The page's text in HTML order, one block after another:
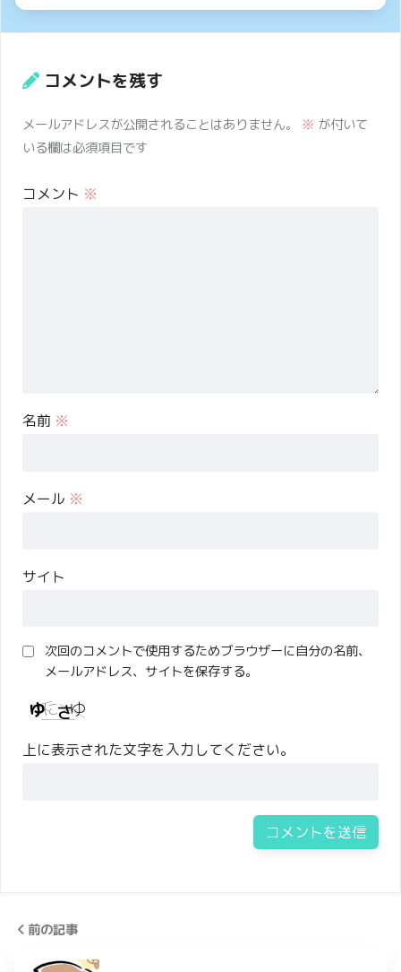
コメントを残す
メールアドレスが公開されることはありません。 ※ が付いて
いる欄は必須項目です
コメント ※
名前 ※
メール ※
サイト
次回のコメントで使用するためブラウザーに自分の名前、
メールアドレス、サイトを保存する。
上に表示された文字を入力してください。
前の記事